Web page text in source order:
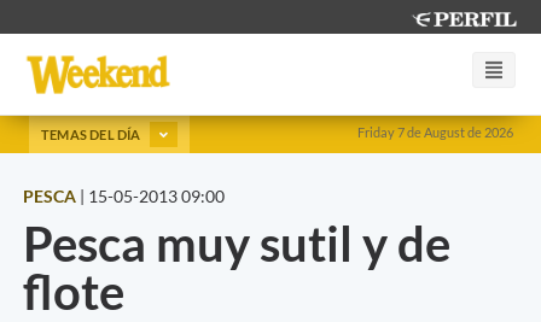
Friday 7 de August de 2026
TEMAS DEL DÍA
PESCA | 15-05-2013 09:00
Pesca muy sutil y de
flote